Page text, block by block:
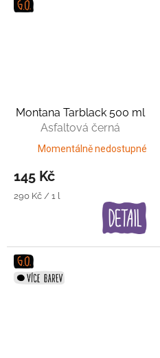
Montana Tarblack 500 ml
Asfaltová černá
Momentálně nedostupné
145 Kč
Měrná
290 Kč / 1 l